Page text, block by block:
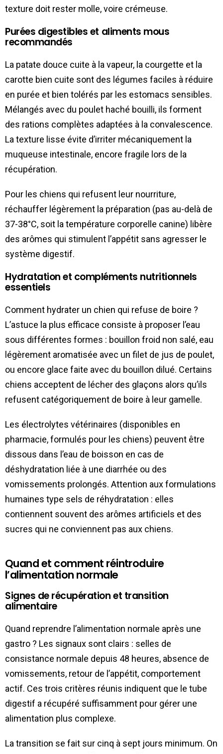
texture doit rester molle, voire crémeuse.
Purées digestibles et aliments mous
recommandés
La patate douce cuite à la vapeur, la courgette et la
carotte bien cuite sont des légumes faciles à réduire
en purée et bien tolérés par les estomacs sensibles.
Mélangés avec du poulet haché bouilli, ils forment
des rations complètes adaptées à la convalescence.
La texture lisse évite d’irriter mécaniquement la
muqueuse intestinale, encore fragile lors de la
récupération.
Pour les chiens qui refusent leur nourriture,
réchauffer légèrement la préparation (pas au-delà de
37-38°C, soit la température corporelle canine) libère
des arômes qui stimulent l’appétit sans agresser le
système digestif.
Hydratation et compléments nutritionnels
essentiels
Comment hydrater un chien qui refuse de boire ?
L’astuce la plus efficace consiste à proposer l’eau
sous différentes formes : bouillon froid non salé, eau
légèrement aromatisée avec un filet de jus de poulet,
ou encore glace faite avec du bouillon dilué. Certains
chiens acceptent de lécher des glaçons alors qu’ils
refusent catégoriquement de boire à leur gamelle.
Les électrolytes vétérinaires (disponibles en
pharmacie, formulés pour les chiens) peuvent être
dissous dans l’eau de boisson en cas de
déshydratation liée à une diarrhée ou des
vomissements prolongés. Attention aux formulations
humaines type sels de réhydratation : elles
contiennent souvent des arômes artificiels et des
sucres qui ne conviennent pas aux chiens.
Quand et comment réintroduire
l’alimentation normale
Signes de récupération et transition
alimentaire
Quand reprendre l’alimentation normale après une
gastro ? Les signaux sont clairs : selles de
consistance normale depuis 48 heures, absence de
vomissements, retour de l’appétit, comportement
actif. Ces trois critères réunis indiquent que le tube
digestif a récupéré suffisamment pour gérer une
alimentation plus complexe.
La transition se fait sur cinq à sept jours minimum. On